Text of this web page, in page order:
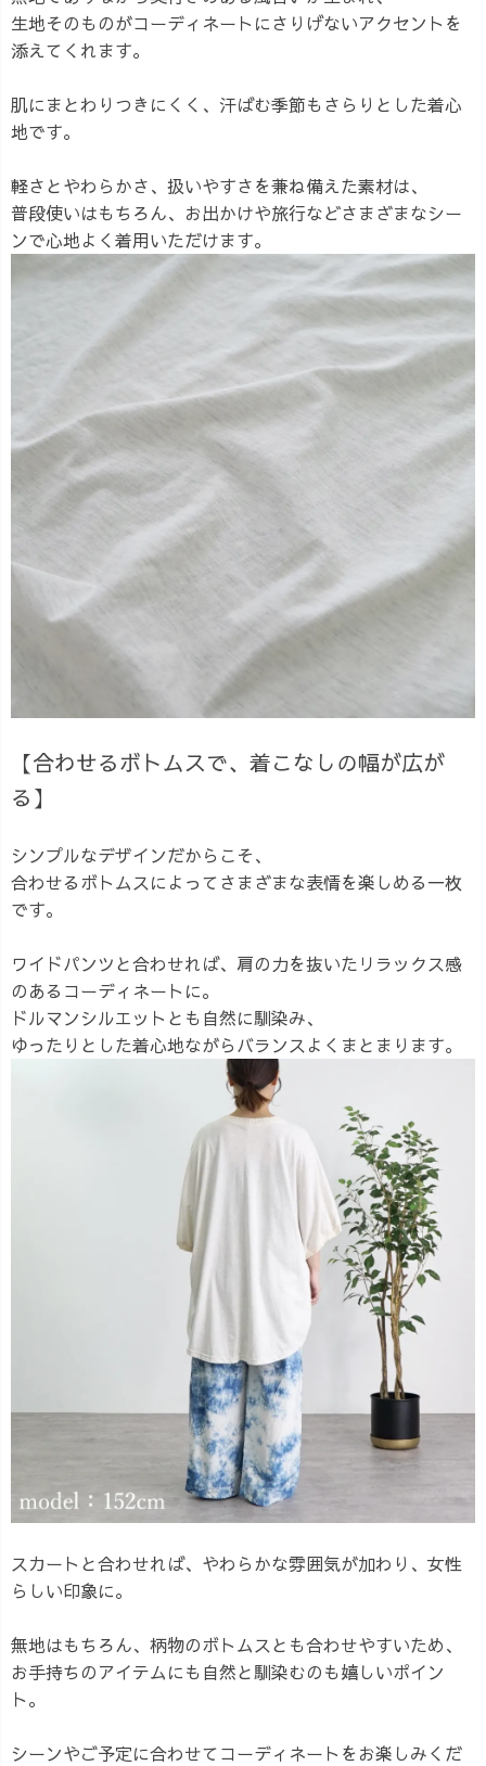
生地そのものがコーディネートにさりげないアクセントを
添えてくれます。
肌にまとわりつきにくく、汗ばむ季節もさらりとした着心
地です。
軽さとやわらかさ、扱いやすさを兼ね備えた素材は、
普段使いはもちろん、お出かけや旅行などさまざまなシー
ンで心地よく着用いただけます。
【合わせるボトムスで、着こなしの幅が広が
る】
シンプルなデザインだからこそ、
合わせるボトムスによってさまざまな表情を楽しめる一枚
です。
ワイドパンツと合わせれば、肩の力を抜いたリラックス感
のあるコーディネートに。
ドルマンシルエットとも自然に馴染み、
ゆったりとした着心地ながらバランスよくまとまります。
スカートと合わせれば、やわらかな雰囲気が加わり、女性
らしい印象に。
無地はもちろん、柄物のボトムスとも合わせやすいため、
お手持ちのアイテムにも自然と馴染むのも嬉しいポイン
ト。
シーンやご予定に合わせてコーディネートをお楽しみくだ